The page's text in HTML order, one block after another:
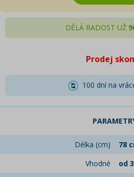
DĚLÁ RADOST UŽ
Prodej
100 dní na
Délka (cm)
78
Vhodné
od